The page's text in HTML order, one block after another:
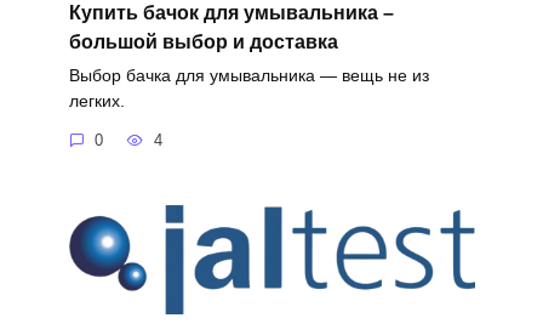
Купить бачок для умывальника –
большой выбор и доставка
Выбор бачка для умывальника — вещь не из
легких.
0 4